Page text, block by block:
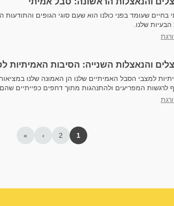
שעומד בפני כולנו הוא שעִם סוגי הגופים והתודעות
שלנו.
והנאצלות השנייה: הסיבות האמיתיות
למצבי הסבל האמיתיים שלנו הן האמונה שלנו
לרגשות המפריעים ולהתנהגות מתוך דחפים כפייתיים
1
2
›
»